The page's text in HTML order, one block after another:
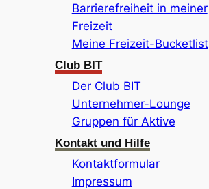
Barrierefreiheit in meiner
Freizeit
Meine Freizeit-Bucketlist
Club BIT
Der Club BIT
Unternehmer-Lounge
Gruppen für Aktive
Kontakt und Hilfe
Kontaktformular
Impressum